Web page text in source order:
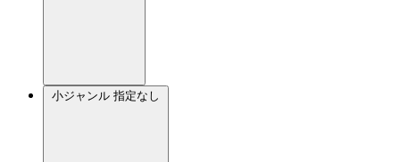
小ジャンル 指定なし